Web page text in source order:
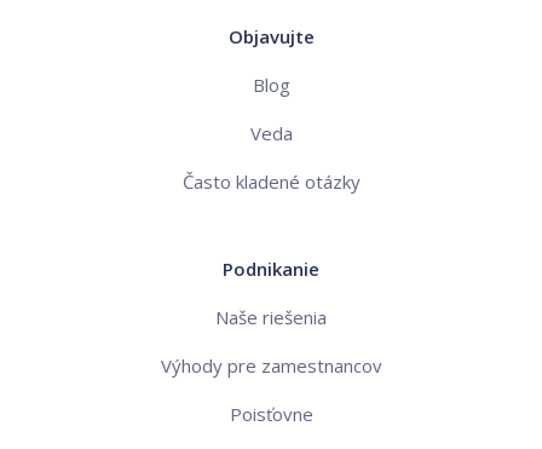
Objavujte
Blog
Veda
Často kladené otázky
Podnikanie
Naše riešenia
Výhody pre zamestnancov
Poisťovne